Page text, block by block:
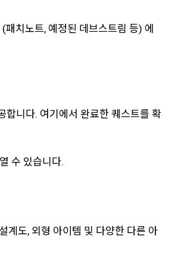
치노트, 예정된 데브스트림 등) 에
합니다. 여기에서 완료한 퀘스트를 확
수 있습니다.
계도, 외형 아이템 및 다양한 다른 아